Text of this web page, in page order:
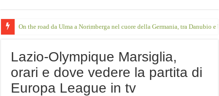
On the road da Ulma a Norimberga nel cuore della Germania, tra Danubio
Lazio-Olympique Marsiglia,
orari e dove vedere la partita di
Europa League in tv